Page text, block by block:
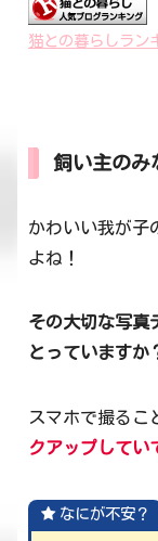
猫との暮らしラン
飼い主のみ
かわいい我が子
よね！
その大切な写真
とっていますか
スマホで撮るこ
クアップしてい
なにが不安？